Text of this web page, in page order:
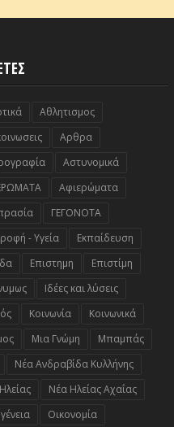
Αθλητισμος
Αρθρα
Αστυνομικά
Αφιερώματα
ΓΕΓΟΝΟΤΑ
- Υγεία
Εκπαίδευση
Επιστημη
Επιστίμη
Ιδέες και λύσεις
Κοινωνία
Κοινωνικά
Μια Γνώμη
Μπαμπάς
Νέα Ανδραβίδα Κυλλήνης
Νέα Ηλείας Αχαΐας
Οικονομία